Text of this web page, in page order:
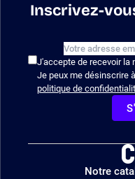
Inscrivez-
J'accepte de recevoir la
Je peux me désinscrire
politique de
Notre